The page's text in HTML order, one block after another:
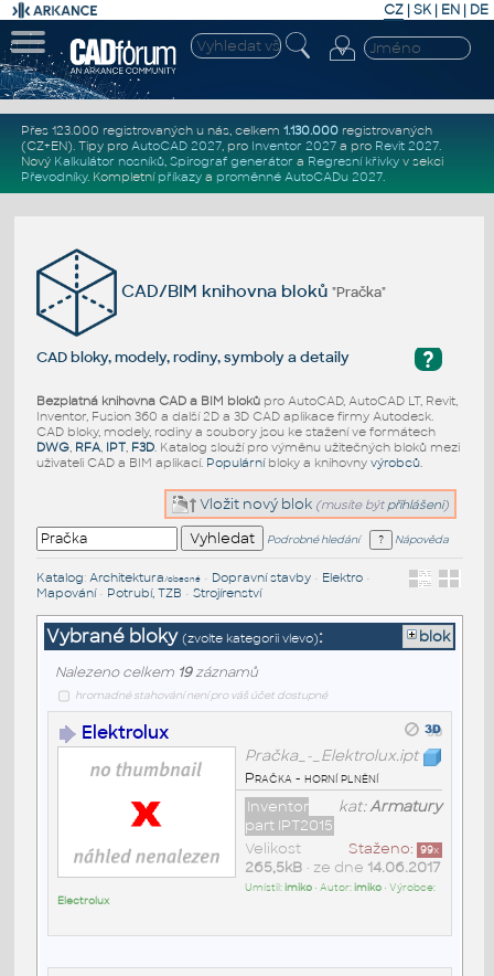
CZ | SK| EN | DE
Přes 123.000 registrovaných u nás, celkem 1.130.000registrovaných
(CZ+EN). Tipy pro AutoCAD 2027, pro Inventor 2027a pro Revit 2027.
Nový Kalkulátor nosníků, Spirograf generátor a Regresní křivkyv sekci
Převodníky. Kompletní příkazya proměnné AutoCADu 2027.
CAD/BIM knihovna bloků"Pračka"
?
CAD bloky, modely, rodiny, symboly a detaily
Bezplatná knihovna CAD a BIM blokůpro AutoCAD, AutoCAD LT, Revit,
Inventor, Fusion 360 a další 2D a 3D CAD aplikace firmy Autodesk.
CAD bloky, modely, rodiny a soubory jsou ke stažení ve formátech
DWG, RFA, IPT, F3D. Katalog slouží pro výměnu užitečných bloků mezi
uživateli CAD a BIM aplikací. Populárníbloky a knihovny výrobců.
Vložit nový blok (musíte být přihlášeni)
Podrobné hledání Nápověda
Katalog: Architektura/obecné• Dopravní stavby• Elektro•
Mapování• Potrubí, TZB • Strojírenství
Vybrané bloky (zvolte kategorii vlevo): blok
Nalezeno celkem 19záznamů
hromadné stahování není pro váš účet dostupné
Elektrolux
Pračka_-_Elektrolux.ipt
Pračka - horní plnění
kat:Armatury
Inventor
part IPT2015
Staženo: 99x
Velikost
265,5kB• ze dne 14.06.2017
Umístil:imiko• Autor:imiko• Výrobce:
Electrolux